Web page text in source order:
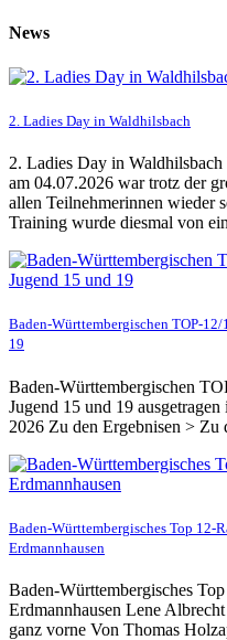
News
2. Ladies Day in Waldhilsbach
2. Ladies Day in
am 04.07.2026 war trotz der
allen Teilnehmerinnen wieder
Training wurde diesmal von
Baden-Württembergischen TOP-
19
Baden-Württembergischen
Jugend 15 und 19
2026 Zu den Ergebnisen >
Baden-Württembergisches Top 12-
Erdmannhausen
Baden-Württembergisches
Erdmannhausen Lene
ganz vorne Von Thomas